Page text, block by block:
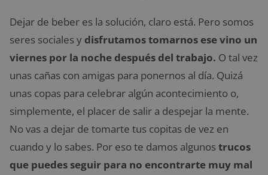
Dejar de beber es la solución, claro está. Pero somos
seres sociales y disfrutamos tomarnos ese vino un
viernes por la noche después del trabajo. O tal vez
unas cañas con amigas para ponernos al día. Quizá
unas copas para celebrar algún acontecimiento o,
simplemente, el placer de salir a despejar la mente.
No vas a dejar de tomarte tus copitas de vez en
cuando y lo sabes. Por eso te damos algunostrucos
que puedes seguir para no encontrarte muy mal